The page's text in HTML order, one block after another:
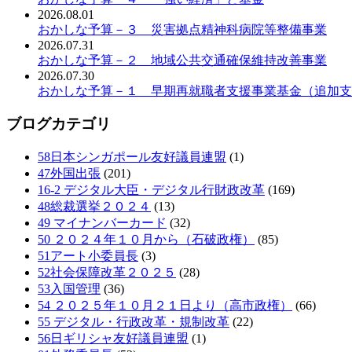
2026.08.01
おかしな予算－３ 災害拠点精神科病院等整備事業
2026.07.31
おかしな予算－２ 地域公共交通確保維持改善事業
2026.07.30
おかしな予算－１ 早期再就職者支援事業基金（追加
ブログカテゴリ
58日本シンガポール友好議員連盟 (1)
47外国出張 (201)
16-2 デジタル大臣・デジタル行財政改革 (169)
48総裁選挙２０２４ (13)
49 マイナンバーカード (32)
50 ２０２４年１０月から（石破政権）
(85)
51アート小委員長 (3)
52社会保障改革２０２５ (28)
53入国管理 (36)
54 ２０２５年１０月２１日より（高市政権）
(66)
55 デジタル・行政改革・規制改革 (22)
56日ギリシャ友好議員連盟 (1)